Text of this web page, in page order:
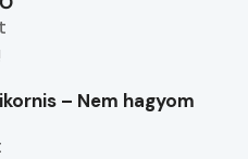
– Nem hagyom